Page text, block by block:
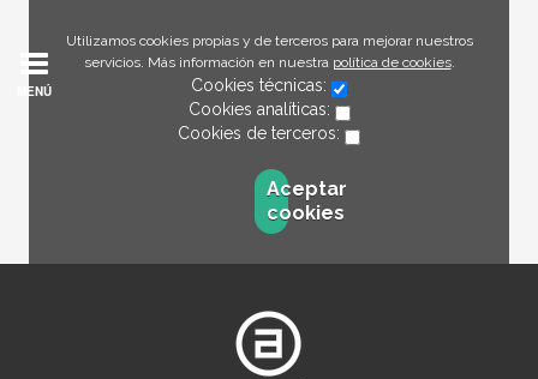
Utilizamos cookies propias y de terceros para mejorar nuestros
servicios. Más información en nuestra política de cookies.
Cookies técnicas:
Cookies analíticas:
Cookies de terceros:
Aceptar
cookies
MENÚ